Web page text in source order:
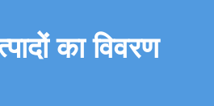
का विवरण